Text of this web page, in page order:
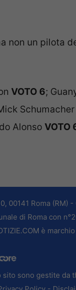
non un pilota
VOTO 6;
Schumacher
Alonso VOTO
Roma (RM)
di Roma con
è
sono gestite da